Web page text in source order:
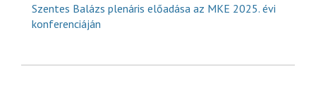
Szentes Balázs plenáris előadása az MKE 2025. évi
konferenciáján